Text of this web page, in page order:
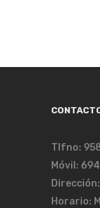
Tlfno:
Móvil:
Horario: